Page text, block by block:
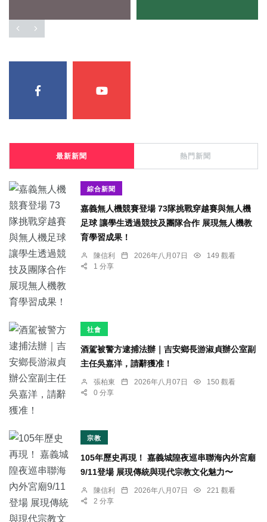
最新新聞 熱門新聞
綜合新聞
嘉義無人機競賽登場 73隊挑戰穿越賽與無人機
足球 讓學生透過競技及團隊合作 展現無人機教
育學習成果！
陳信利 2026年八月07日
149 觀看
1 分享
社會
酒駕被警方逮捕法辦｜吉安鄉長游淑貞辦公室副
主任吳嘉洋，請辭獲准！
張柏東 2026年八月07日
150 觀看
0 分享
宗教
105年歷史再現！ 嘉義城隍夜巡串聯海內外宮廟
9/11登場 展現傳統與現代宗教文化魅力〜
陳信利 2026年八月07日
221 觀看
2 分享